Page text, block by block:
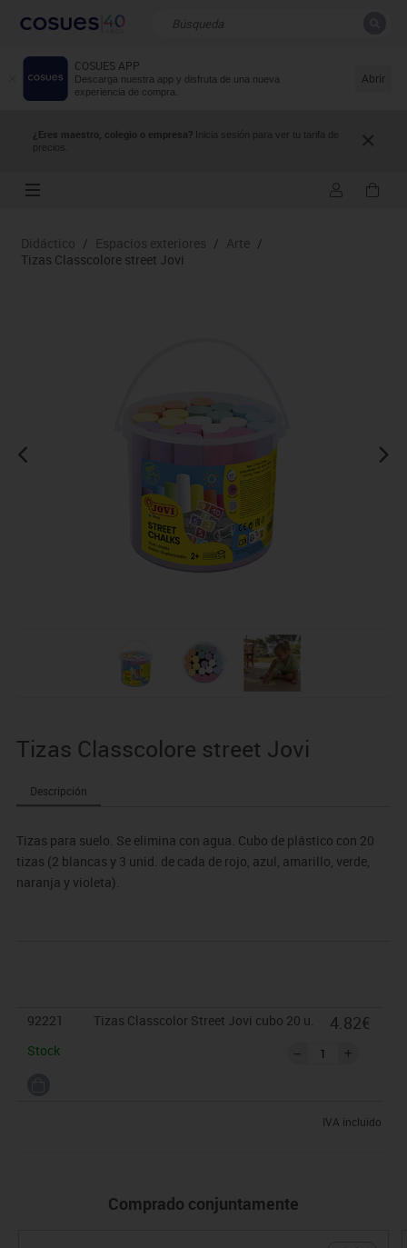
COSUES APP
Descarga nuestra app y disfruta de una nueva
experiencia de compra.
Abrir
¿Eres maestro, colegio o empresa? Inicia sesión para ver tu tarifa de
precios.
Resultados de la búsqueda
Didáctico / Espacios exteriores / Arte /
Tizas Classcolore street Jovi
Tizas Classcolore street Jovi
Descripción
Tizas para suelo. Se elimina con agua. Cubo de plástico con 20
tizas (2 blancas y 3 unid. de cada de rojo, azul, amarillo, verde,
naranja y violeta).
92221
Tizas Classcolor Street Jovi cubo 20 u.
Stock
4.82€
IVA incluido
Comprado conjuntamente